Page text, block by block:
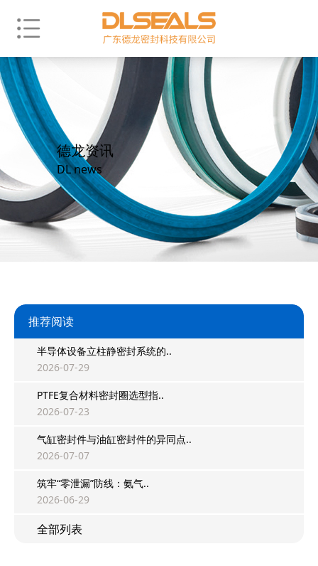
德龙资讯
DL news
推荐阅读
半导体设备立柱静密封系统的..
2026-07-29
PTFE复合材料密封圈选型指..
2026-07-23
气缸密封件与油缸密封件的异同点..
2026-07-07
筑牢“零泄漏”防线：氨气..
2026-06-29
全部列表